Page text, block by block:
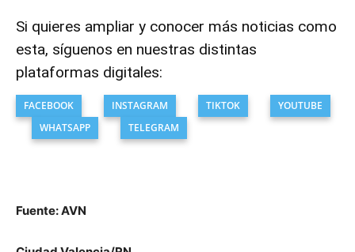
Si quieres ampliar y conocer más noticias como
esta, síguenos en nuestras distintas
plataformas digitales:
FACEBOOK INSTAGRAM TIKTOK
YOUTUBE
WHATSAPP
TELEGRAM
Fuente: AVN